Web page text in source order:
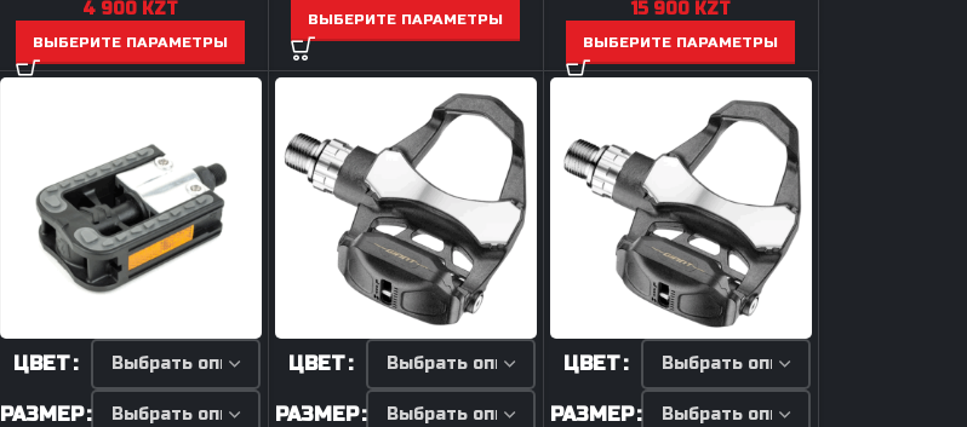
переключателя
Петухи
4 900 KZT
ВЫБЕРИТЕ ПАРАМЕТРЫ
ВЫБЕРИТЕ ПАРАМЕТРЫ 15 900 KZT
ВЫБЕРИТЕ ПАРАМЕТРЫ
ЦВЕТ
РАЗМЕР
ЦВЕТ
РАЗМЕР
ЦВЕТ
РАЗМЕР